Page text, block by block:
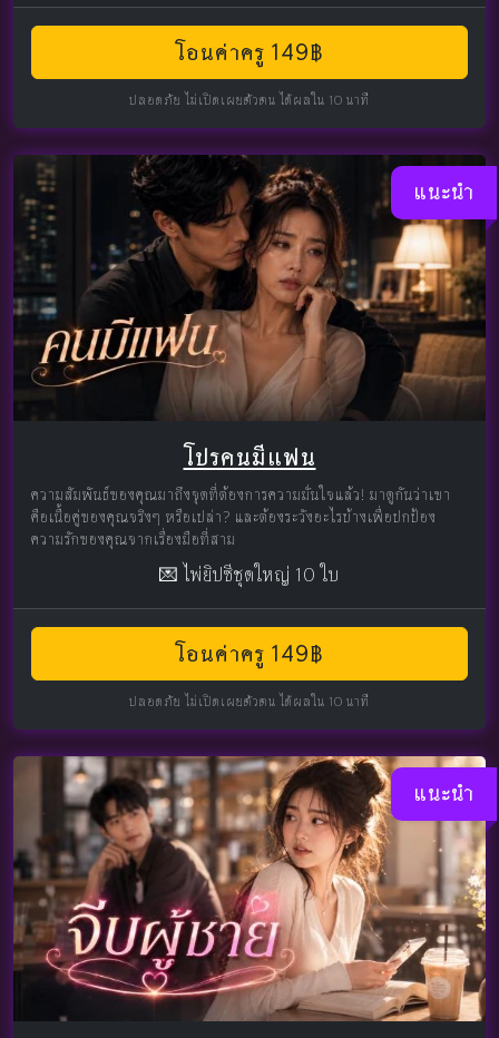
โอนค่าครู 149฿
ปลอดภัย ไม่เปิดเผยตัวตน ได้ผลใน 10 นาที
แนะนำ
โปรคนมีแฟน
ความสัมพันธ์ของคุณมาถึงจุดที่ต้องการความมั่นใจแล้ว! มาดูกันว่าเขา
คือเนื้อคู่ของคุณจริงๆ หรือเปล่า? และต้องระวังอะไรบ้างเพื่อปกป้อง
ความรักของคุณจากเรื่องมือที่สาม
💌 ไพ่ยิปซีชุดใหญ่ 10 ใบ
โอนค่าครู 149฿
ปลอดภัย ไม่เปิดเผยตัวตน ได้ผลใน 10 นาที
แนะนำ